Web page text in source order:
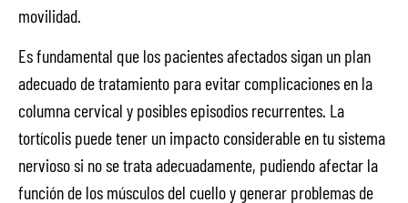
movilidad.
Es fundamental que los pacientes afectados sigan un plan
adecuado de tratamiento para evitar complicaciones en la
columna cervical y posibles episodios recurrentes. La
tortícolis puede tener un impacto considerable en tu sistema
nervioso si no se trata adecuadamente, pudiendo afectar la
función de los músculos del cuello y generar problemas de